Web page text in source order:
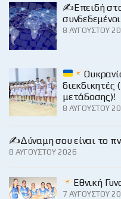
✍️Επειδή στο
8 ΑΥΓΟΎΣΤΟΥ
διεκδικητές
μετάδοσης)!
8 ΑΥΓΟΎΣΤΟΥ
✍️Δύναμη σου είναι το
8 ΑΥΓΟΎΣΤΟΥ 2026
Εθνική
7 ΑΥΓΟΎΣΤΟΥ